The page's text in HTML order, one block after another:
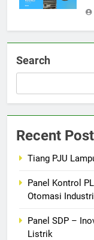
Search
Recent
Tiang PJU
Panel Kontrol
Otomasi Industri
Panel SDP –
Listrik